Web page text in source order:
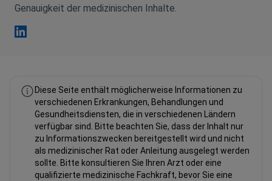
Genauigkeit der medizinischen Inhalte.
Diese Seite enthält möglicherweise Informationen zu
verschiedenen Erkrankungen, Behandlungen und
Gesundheitsdiensten, die in verschiedenen Ländern
verfügbar sind. Bitte beachten Sie, dass der Inhalt nur
zu Informationszwecken bereitgestellt wird und nicht
als medizinischer Rat oder Anleitung ausgelegt werden
sollte. Bitte konsultieren Sie Ihren Arzt oder eine
qualifizierte medizinische Fachkraft, bevor Sie eine